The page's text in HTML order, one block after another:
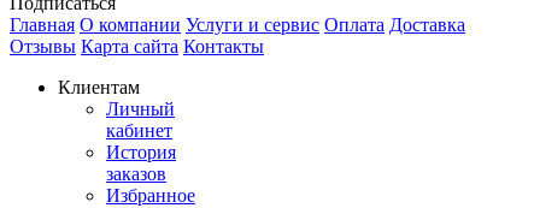
Главная О компании Услуги и сервис Оплата Доставка
Отзывы Карта сайта Контакты
Клиентам
Личный
кабинет
История
заказов
Избранное